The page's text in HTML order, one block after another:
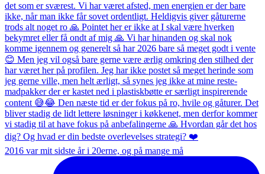
2016 var mit sidste år i 20erne, og på mange må